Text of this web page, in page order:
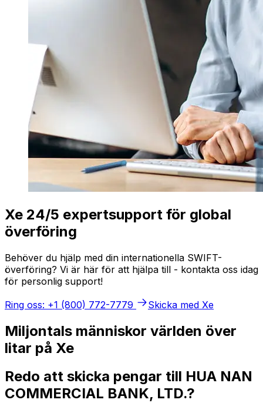
Xe 24/5 expertsupport för global
överföring
Behöver du hjälp med din internationella SWIFT-
överföring? Vi är här för att hjälpa till - kontakta oss idag
för personlig support!
Ring oss: +1 (800) 772-7779
Skicka med Xe
Miljontals människor världen över
litar på Xe
Redo att skicka pengar till HUA NAN
COMMERCIAL BANK, LTD.?